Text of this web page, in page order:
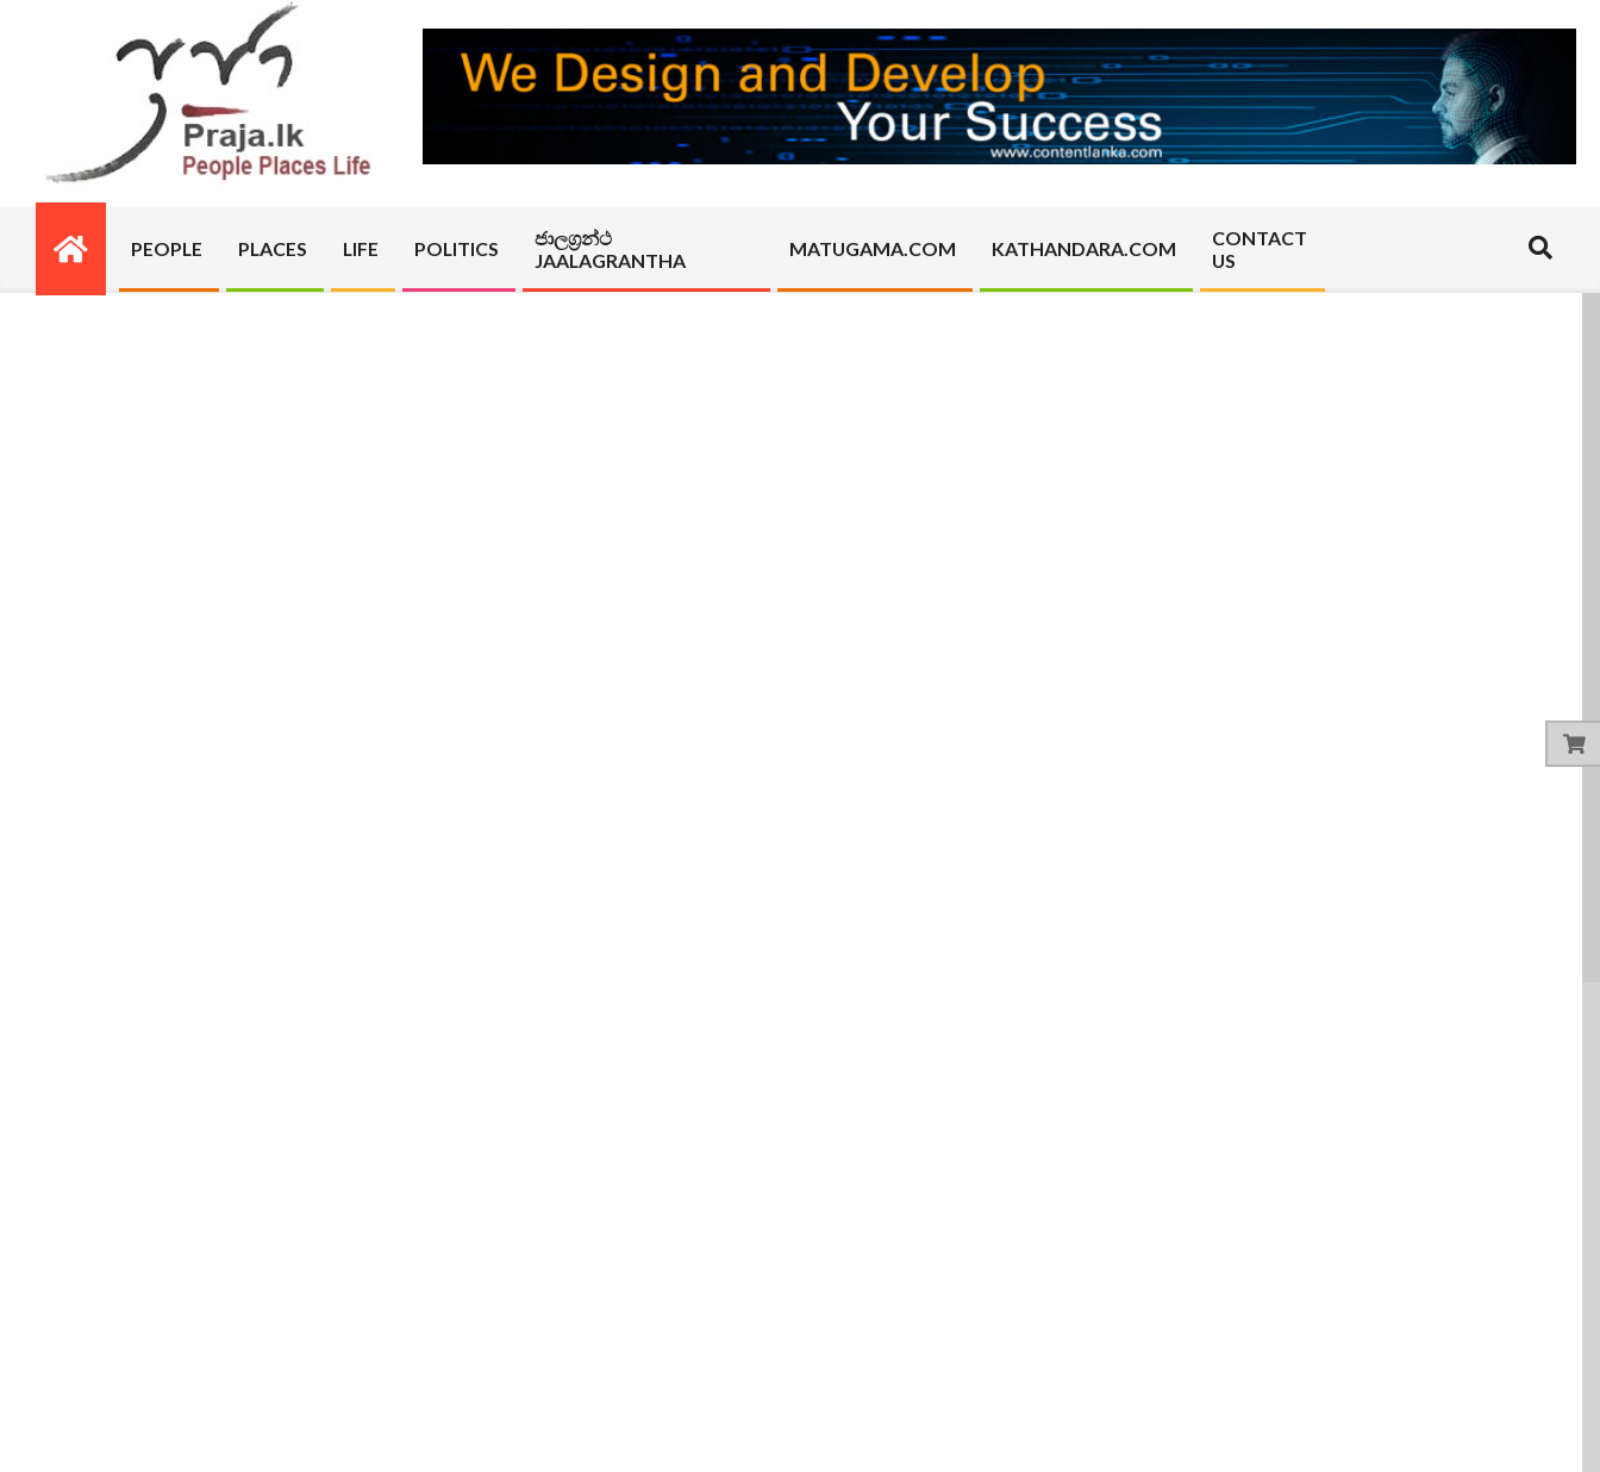
PRAJA.LK
Primary
Navigation
PEOPLE PLACES LIFE POLITICS
ජාලග්‍රන්ථ
JAALAGRANTHA
MATUGAMA.COM KATHANDARA.COM
CONTACT
US
Search